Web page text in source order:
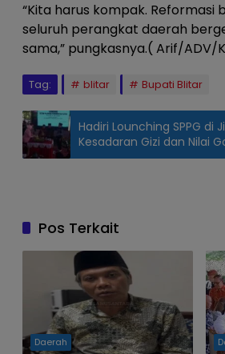
“Kita harus kompak. Reformasi
seluruh perangkat daerah
sama,” pungkasnya.( Arif/ADV/
Tag: blitar Bupati Blitar
Pimpinan
Pratama
oleh Bupati
Blitar,
Rijanto,
dalam
Hadiri Lounching SPPG di
Kesadaran Gizi dan Nilai
Pos Terkait
Daerah